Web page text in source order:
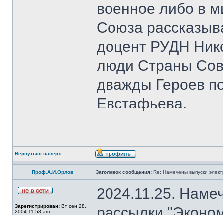
военное либо в
Союза
доцент РУДН
люди Страны
дважды Героев
Евстафьева.
Вернуться наверх
Проф.А.И.Орлов Заголовок сообщения: Re: Намечены выпуски
Зарегистрирован: Вт сен 28,
2004 11:58 am
2024.11.25.